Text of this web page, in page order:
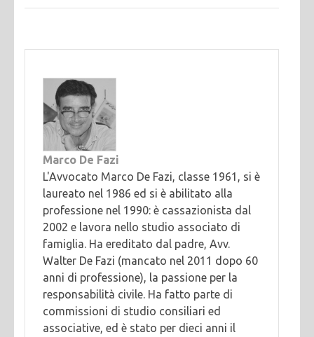
Marco De Fazi
L'Avvocato Marco De Fazi, classe 1961, si è
laureato nel 1986 ed si è abilitato alla
professione nel 1990: è cassazionista dal
2002 e lavora nello studio associato di
famiglia. Ha ereditato dal padre, Avv.
Walter De Fazi (mancato nel 2011 dopo 60
anni di professione), la passione per la
responsabilità civile. Ha fatto parte di
commissioni di studio consiliari ed
associative, ed è stato per dieci anni il